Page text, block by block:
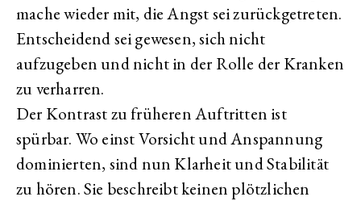
mache wieder mit, die Angst sei zurückgetreten.
Entscheidend sei gewesen, sich nicht
aufzugeben und nicht in der Rolle der Kranken
zu verharren.
Der Kontrast zu früheren Auftritten ist
spürbar. Wo einst Vorsicht und Anspannung
dominierten, sind nun Klarheit und Stabilität
zu hören. Sie beschreibt keinen plötzlichen